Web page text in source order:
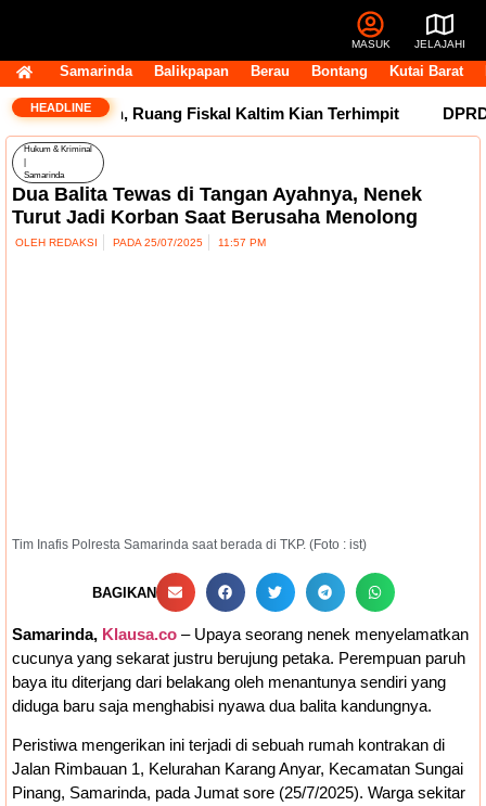
MASUK JELAJAHI
Samarinda Balikpapan Berau Bontang Kutai Barat
HEADLINE
Tertahan, Ruang Fiskal Kaltim Kian Terhimpit DPRD
Hukum & Kriminal
Samarinda
Dua Balita Tewas di Tangan Ayahnya, Nenek
Turut Jadi Korban Saat Berusaha Menolong
OLEH REDAKSI PADA 25/07/2025 11:57 PM
Tim Inafis Polresta Samarinda saat berada di TKP. (Foto : ist)
BAGIKAN
Samarinda, Klausa.co – Upaya seorang nenek menyelamatkan
cucunya yang sekarat justru berujung petaka. Perempuan paruh
baya itu diterjang dari belakang oleh menantunya sendiri yang
diduga baru saja menghabisi nyawa dua balita kandungnya.
Peristiwa mengerikan ini terjadi di sebuah rumah kontrakan di
Jalan Rimbauan 1, Kelurahan Karang Anyar, Kecamatan Sungai
Pinang, Samarinda, pada Jumat sore (25/7/2025). Warga sekitar